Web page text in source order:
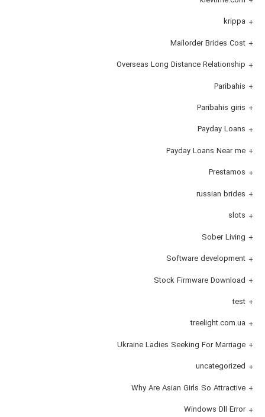
krippa
Mailorder Brides Cost
Overseas Long Distance Relationship
Paribahis
Paribahis giris
Payday Loans
Payday Loans Near me
Prestamos
russian brides
slots
Sober Living
Software development
Stock Firmware Download
test
treelight.com.ua
Ukraine Ladies Seeking For Marriage
uncategorized
Why Are Asian Girls So Attractive
Windows Dll Error